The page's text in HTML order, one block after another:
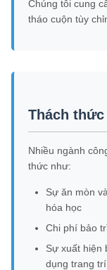
Chúng tôi cung
tháo cuộn tùy
Thách
Nhiều ngành
thức như:
Sự ăn mòn
hóa học
Chi phí bảo
Sự xuất hiện
dụng trang trí